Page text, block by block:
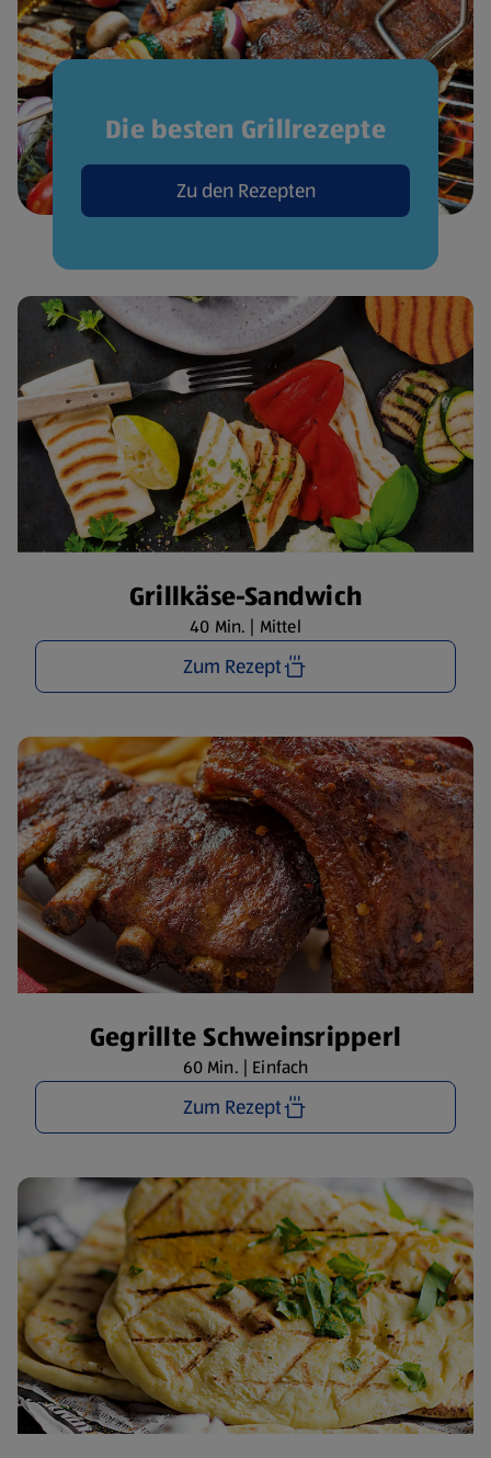
Die besten Grillrezepte
Zu den Rezepten
Grillkäse-Sandwich
40 Min. | Mittel
Zum Rezept
Gegrillte Schweinsripperl
60 Min. | Einfach
Zum Rezept